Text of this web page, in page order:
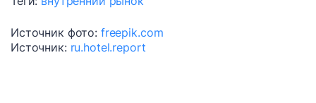
Источник фото: freepik.com
Источник: ru.hotel.report